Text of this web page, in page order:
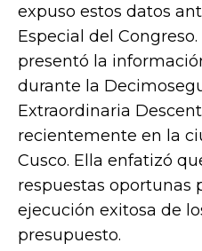
expuso estos datos
Especial del
presentó la
durante la
Extraordinaria
recientemente en la
Cusco. Ella enfatizó
respuestas oportunas
ejecución exitosa de
presupuesto.